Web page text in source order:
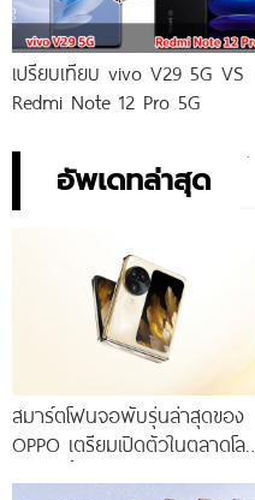
เปรียบเทียบ vivo V29 5G VS
Redmi Note 12 Pro 5G
อัพเดทล่าสุด
สมาร์ตโฟนจอพับรุ่นล่าสุดของ
OPPO เตรียมเปิดตัวในตลาดโลก